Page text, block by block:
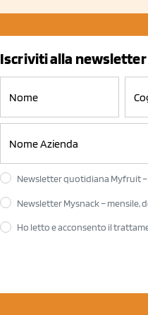
Iscriviti alla newsletter
Newsletter quotidiana Myfruit
Newsletter Mysnack – mensile,
Ho letto e acconsento il